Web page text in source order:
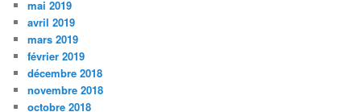
mai 2019
avril 2019
mars 2019
février 2019
décembre 2018
novembre 2018
octobre 2018